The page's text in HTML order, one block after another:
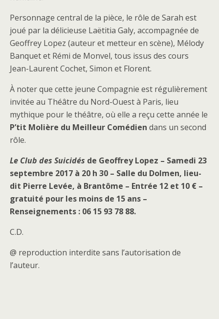
Personnage central de la pièce, le rôle de Sarah est
joué par la délicieuse Laëtitia Galy, accompagnée de
Geoffrey Lopez (auteur et metteur en scène), Mélody
Banquet et Rémi de Monvel, tous issus des cours
Jean-Laurent Cochet, Simon et Florent.
À noter que cette jeune Compagnie est régulièrement
invitée au Théâtre du Nord-Ouest à Paris, lieu
mythique pour le théâtre, où elle a reçu cette année le
P’tit Molière du Meilleur Comédien dans un second
rôle.
Le Club des Suicidés de Geoffrey Lopez – Samedi 23
septembre 2017 à 20 h 30 – Salle du Dolmen, lieu-
dit Pierre Levée, à Brantôme – Entrée 12 et 10 € –
gratuité pour les moins de 15 ans –
Renseignements : 06 15 93 78 88.
C.D.
@ reproduction interdite sans l’autorisation de
l’auteur.